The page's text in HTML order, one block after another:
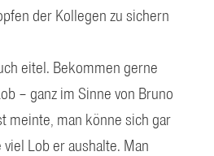
der Kollegen zu sichern
eitel. Bekommen gerne
– ganz im Sinne von Bruno
meinte, man könne sich gar
Lob er aushalte. Man